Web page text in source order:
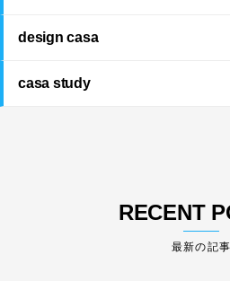
design casa
casa study
RECENT
最新の記事